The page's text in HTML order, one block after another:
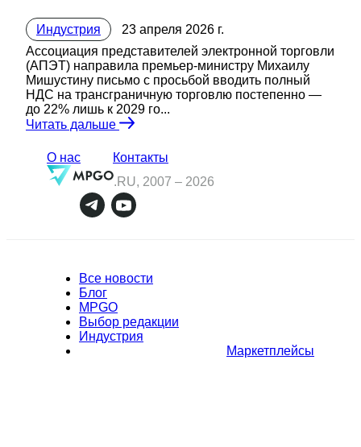
Индустрия
23 апреля 2026 г.
Ассоциация представителей электронной торговли
(АПЭТ) направила премьер-министру Михаилу
Мишустину письмо с просьбой вводить полный
НДС на трансграничную торговлю постепенно —
до 22% лишь к 2029 го...
Читать дальше
О нас
Контакты
.RU, 2007 – 2026
Все новости
Блог
MPGO
Выбор редакции
Индустрия
Маркетплейсы